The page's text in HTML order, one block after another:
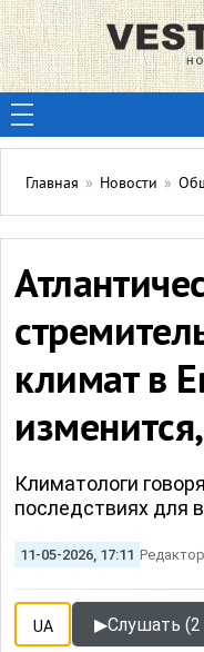
Главная » Новости »
климат в
Климатологи
последствиях для
11-05-2026, 17:11
UA ▶Слушать